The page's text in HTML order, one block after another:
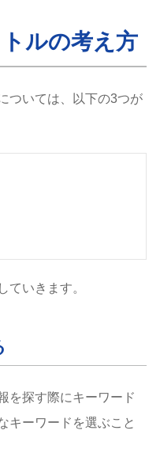
ルの考え方
ついては、以下の3つが
ていきます。
を探す際にキーワード
キーワードを選ぶこと